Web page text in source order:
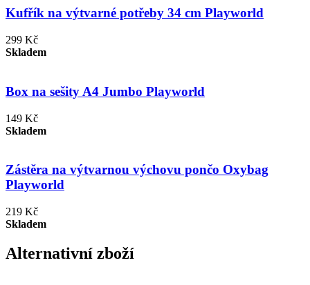
Kufřík na výtvarné potřeby 34 cm Playworld
299 Kč
Skladem
Box na sešity A4 Jumbo Playworld
149 Kč
Skladem
Zástěra na výtvarnou výchovu pončo Oxybag
Playworld
219 Kč
Skladem
Alternativní zboží